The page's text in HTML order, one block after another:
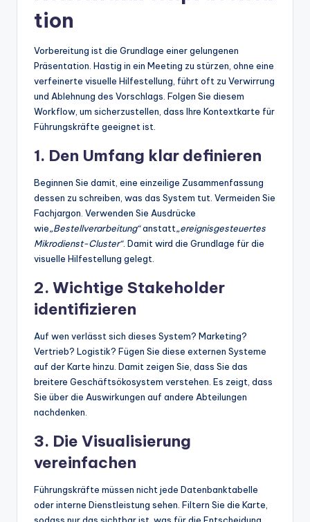
tion
Vorbereitung ist die Grundlage einer gelungenen
Präsentation. Hastig in ein Meeting zu stürzen, ohne eine
verfeinerte visuelle Hilfestellung, führt oft zu Verwirrung
und Ablehnung des Vorschlags. Folgen Sie diesem
Workflow, um sicherzustellen, dass Ihre Kontextkarte für
Führungskräfte geeignet ist.
1. Den Umfang klar definieren
Beginnen Sie damit, eine einzeilige Zusammenfassung
dessen zu schreiben, was das System tut. Vermeiden Sie
Fachjargon. Verwenden Sie Ausdrücke
wie„Bestellverarbeitung“anstatt„ereignisgesteuertes
Mikrodienst-Cluster“. Damit wird die Grundlage für die
visuelle Hilfestellung gelegt.
2. Wichtige Stakeholder
identifizieren
Auf wen verlässt sich dieses System? Marketing?
Vertrieb? Logistik? Fügen Sie diese externen Systeme
auf der Karte hinzu. Damit zeigen Sie, dass Sie das
breitere Geschäftsökosystem verstehen. Es zeigt, dass
Sie über die Auswirkungen auf andere Abteilungen
nachdenken.
3. Die Visualisierung
vereinfachen
Führungskräfte müssen nicht jede Datenbanktabelle
oder interne Dienstleistung sehen. Filtern Sie die Karte,